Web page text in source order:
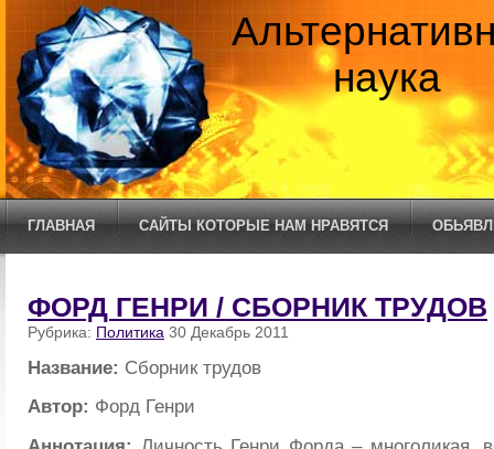
наука
ГЛАВНАЯ САЙТЫ КОТОРЫЕ НАМ НРАВЯТСЯ
ФОРД ГЕНРИ / СБОРНИК ТРУДОВ
Рубрика: Политика 30 Декабрь 2011
Название: Сборник трудов
Автор: Форд Генри